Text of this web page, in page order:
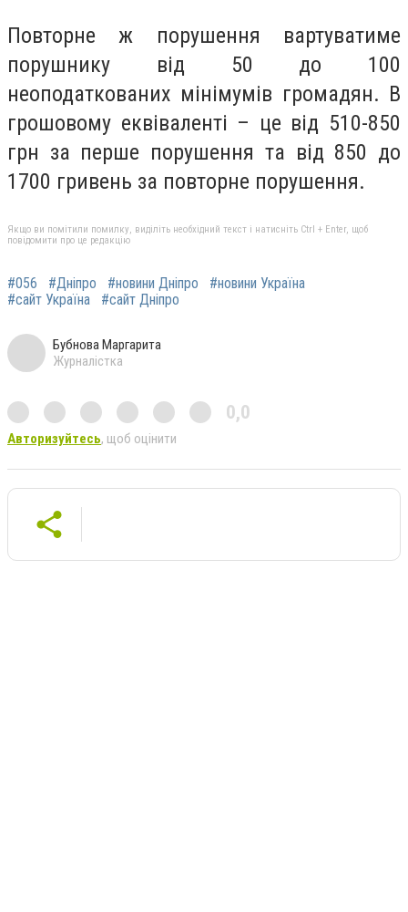
Повторне ж порушення вартуватиме
порушнику від 50 до 100
неоподаткованих мінімумів громадян. В
грошовому еквіваленті – це від 510-850
грн за перше порушення та від 850 до
1700 гривень за повторне порушення.
Якщо ви помітили помилку, виділіть необхідний текст і натисніть Ctrl + Enter, щоб
повідомити про це редакцію
#056 #Дніпро #новини Дніпро
#новини Україна
#сайт Україна
#сайт Дніпро
Бубнова Маргарита
Журналістка
0,0
Авторизуйтесь, щоб оцінити